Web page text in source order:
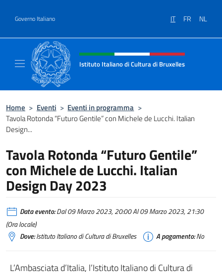
Governo Italiano IT FR NL
Intestazione sito, social e menù
Istituto Italiano di Cultura di Bruxelles
Home > Eventi > Eventi in programma >
Tavola Rotonda “Futuro Gentile” con Michele de Lucchi. Italian
Design...
Tavola Rotonda “Futuro Gentile”
con Michele de Lucchi. Italian
Design Day 2023
Data evento:Dal 09 Marzo 2023, 20:00 Al 09 Marzo 2023, 21:30
(Ora locale)
Dove:Istituto Italiano di Cultura di Bruxelles A pagamento:No
L’Ambasciata d’Italia, l’Istituto Italiano di Cultura di